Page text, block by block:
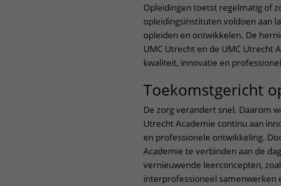
Opleidingen toetst regelmatig of
opleidingsinstituten voldoen aan
opleiden en ontwikkelen. De
UMC Utrecht en de UMC Utrecht
kwaliteit, innovatie en
Toekomstgericht
De zorg verandert snel. Daarom
Utrecht Academie continu aan
en professionele ontwikkeling.
Academie te verbinden aan de
vernieuwende leerconcepten,
interprofessioneel samenwerken